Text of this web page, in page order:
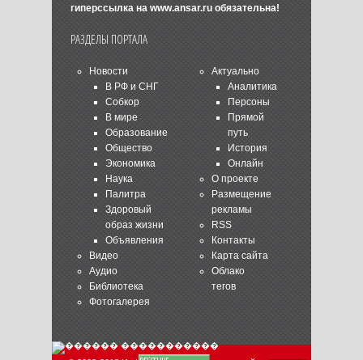
гиперссылка на www.ansar.ruобязательна!
РАЗДЕЛЫ ПОРТАЛА
Новости
В РФ и СНГ
Собкор
В мире
Образование
Общество
Экономика
Наука
Палитра
Здоровый
образ жизни
Объявления
Видео
Аудио
Библиотека
Фотогалерея
Актуально
Аналитика
Персоны
Прямой
путь
История
Онлайн
О проекте
Размещение
рекламы
RSS
Контакты
Карта сайта
Облако
тегов